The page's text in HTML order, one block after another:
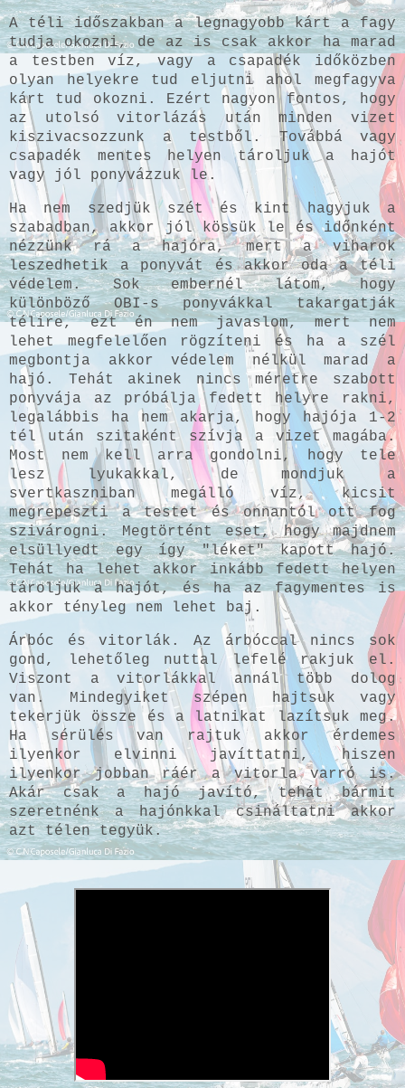
A téli időszakban a legnagyobb kárt a fagy
tudja okozni, de az is csak akkor ha marad
a testben víz, vagy a csapadék időközben
olyan helyekre tud eljutni ahol megfagyva
kárt tud okozni. Ezért nagyon fontos, hogy
az utolsó vitorlázás után minden vizet
kiszivacsozzunk a testből. Továbbá vagy
csapadék mentes helyen tároljuk a hajót
vagy jól ponyvázzuk le.
Ha nem szedjük szét és kint hagyjuk a
szabadban, akkor jól kössük le és időnként
nézzünk rá a hajóra, mert a viharok
leszedhetik a ponyvát és akkor oda a téli
védelem. Sok embernél látom, hogy
különböző OBI-s ponyvákkal takargatják
télire, ezt én nem javaslom, mert nem
lehet megfelelően rögzíteni és ha a szél
megbontja akkor védelem nélkül marad a
hajó. Tehát akinek nincs méretre szabott
ponyvája az próbálja fedett helyre rakni,
legalábbis ha nem akarja, hogy hajója 1-2
tél után szitaként szívja a vizet magába.
Most nem kell arra gondolni, hogy tele
lesz lyukakkal, de mondjuk a
svertkaszniban megálló víz, kicsit
megrepeszti a testet és onnantól ott fog
szivárogni. Megtörtént eset, hogy majdnem
elsüllyedt egy így "léket" kapott hajó.
Tehát ha lehet akkor inkább fedett helyen
tároljuk a hajót, és ha az fagymentes is
akkor tényleg nem lehet baj.
Árbóc és vitorlák. Az árbóccal nincs sok
gond, lehetőleg nuttal lefelé rakjuk el.
Viszont a vitorlákkal annál több dolog
van. Mindegyiket szépen hajtsuk vagy
tekerjük össze és a latnikat lazítsuk meg.
Ha sérülés van rajtuk akkor érdemes
ilyenkor elvinni javíttatni, hiszen
ilyenkor jobban ráér a vitorla varró is.
Akár csak a hajó javító, tehát bármit
szeretnénk a hajónkkal csináltatni akkor
azt télen tegyük.